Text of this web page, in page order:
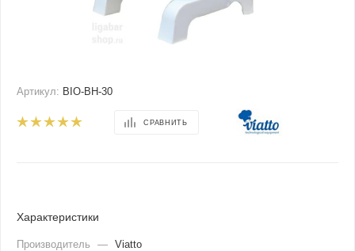
Артикул: BIO-BH-30
СРАВНИТЬ
Характеристики
Производитель — Viatto